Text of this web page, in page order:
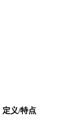
定义/特点